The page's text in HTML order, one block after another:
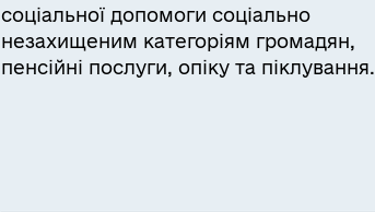
соціальної допомоги соціально
незахищеним категоріям громадян,
пенсійні послуги, опіку та піклування.